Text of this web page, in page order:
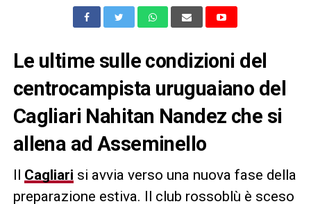
Le ultime sulle condizioni del
centrocampista uruguaiano del
Cagliari Nahitan Nandez che si
allena ad Asseminello
Il Cagliari si avvia verso una nuova fase della
preparazione estiva. Il club rossoblù è sceso